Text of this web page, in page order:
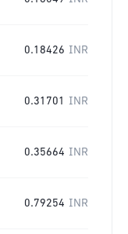
0.18426 INR
0.31701 INR
0.35664 INR
0.79254 INR